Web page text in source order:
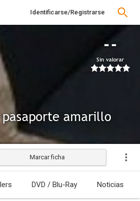
Identificarse/Registrarse
--
Sin valorar
pasaporte amarillo
Marcar ficha
DVD / Blu-Ray Noticias